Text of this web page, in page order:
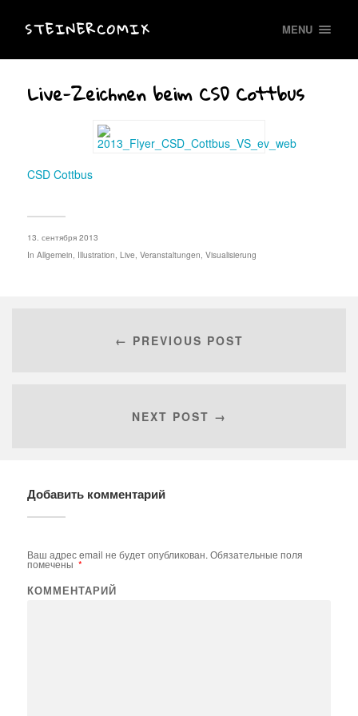
STEINERCOMIX MENU
Live-Zeichnen beim CSD Cottbus
CSD Cottbus
13. сентября 2013
In Allgemein, Illustration, Live, Veranstaltungen, Visualisierung
← PREVIOUS POST
NEXT POST →
Добавить комментарий
Ваш адрес email не будет опубликован. Обязательные поля
помечены *
КОММЕНТАРИЙ